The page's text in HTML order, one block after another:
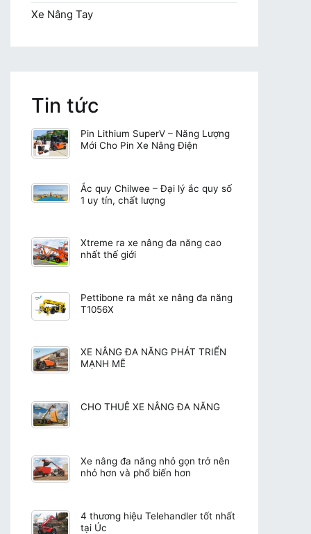
Xe Nâng Tay
Tin tức
Pin Lithium SuperV – Năng Lượng
Mới Cho Pin Xe Nâng Điện
Ắc quy Chilwee – Đại lý ắc quy số
1 uy tín, chất lượng
Xtreme ra xe nâng đa năng cao
nhất thế giới
Pettibone ra mắt xe nâng đa năng
T1056X
XE NÂNG ĐA NĂNG PHÁT TRIỂN
MẠNH MẼ
CHO THUÊ XE NÂNG ĐA NĂNG
Xe nâng đa năng nhỏ gọn trở nên
nhỏ hơn và phổ biến hơn
4 thương hiệu Telehandler tốt nhất
tại Úc